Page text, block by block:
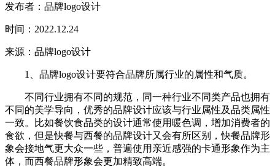
发布者：品牌logo设计
时间：2022.12.24
来源：品牌logo设计
1、品牌logo设计要符合品牌所属行业的属性和气质。
不同行业拥有不同的规范，同一种行业不同类产品也拥有
不同的美学导向，优秀的品牌设计应该与行业属性及品类属性
一致。比如餐饮食品类的设计通常使用暖色调，增加消费者的
食欲，但是快餐与西餐的品牌设计又会有所区别，快餐品牌形
象会接地气更大众一些，普遍使用亲近感强的卡通形象作为主
体，而西餐品牌形象会更加精致高端。